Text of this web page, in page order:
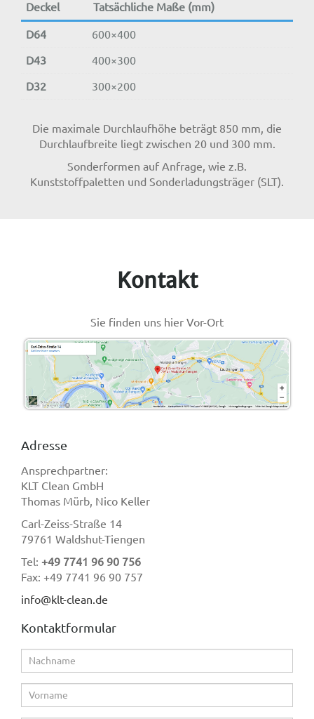
Deckel Tatsächliche Maße (mm)
D64 600×400
D43 400×300
D32 300×200
Die maximale Durchlaufhöhe beträgt 850 mm, die
Durchlaufbreite liegt zwischen 20 und 300 mm.
Sonderformen auf Anfrage, wie z.B.
Kunststoffpaletten und Sonderladungsträger (SLT).
Kontakt
Sie finden uns hier Vor-Ort
Adresse
Ansprechpartner:
KLT Clean GmbH
Thomas Mürb, Nico Keller
Carl-Zeiss-Straße 14
79761 Waldshut-Tiengen
Tel: +49 7741 96 90 756
Fax: +49 7741 96 90 757
info@klt-clean.de
Kontaktformular